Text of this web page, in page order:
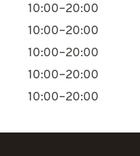
10:00–20:00
10:00–20:00
10:00–20:00
10:00–20:00
10:00–20:00